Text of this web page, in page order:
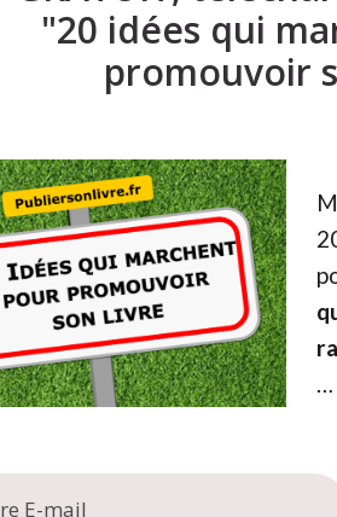
l’on est sorti de cet enfer, les gens
vous tout de même tenté l’aventure? Si
J’aurais certainement tout
"20 idées qui
promouvoir
…